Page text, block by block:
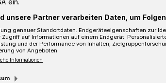
Lesezeit
ein.
unsere Partner verarbeiten Daten, um
genauer Standortdaten. Endgeräteeigenschaften zur
Zugriff auf Informationen auf einem Endgerät.
und der Performance von Inhalten,
von Angeboten.
Informationen